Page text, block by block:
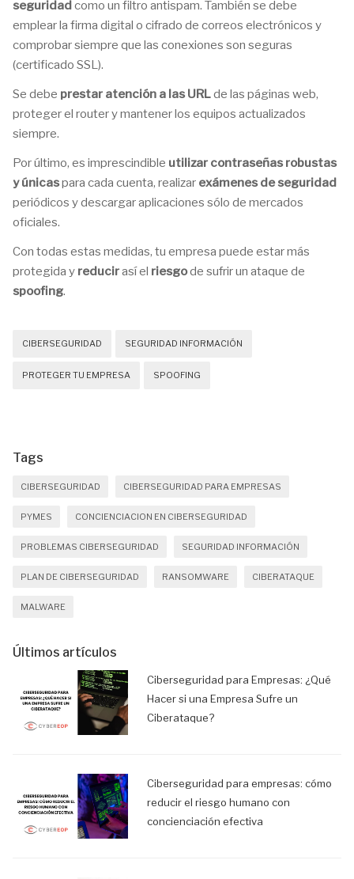
seguridadcomo un filtro antispam. También se debe
emplear la firma digital o cifrado de correos electrónicos y
comprobar siempre que las conexiones son seguras
(certificado SSL).
Se debe prestar atención a las URLde las páginas web,
proteger el router y mantener los equipos actualizados
siempre.
Por último, es imprescindible utilizar contraseñas robustas
y únicaspara cada cuenta, realizar exámenes de seguridad
periódicos y descargar aplicaciones sólo de mercados
oficiales.
Con todas estas medidas, tu empresa puede estar más
protegida y reducirasí el riesgode sufrir un ataque de
spoofing.
CIBERSEGURIDAD SEGURIDAD INFORMACIÓN
PROTEGER TU EMPRESA SPOOFING
Tags
CIBERSEGURIDAD CIBERSEGURIDAD PARA EMPRESAS
PYMES CONCIENCIACION EN CIBERSEGURIDAD
PROBLEMAS CIBERSEGURIDAD SEGURIDAD INFORMACIÓN
PLAN DE CIBERSEGURIDAD RANSOMWARE CIBERATAQUE
MALWARE
Últimos artículos
Ciberseguridad para Empresas: ¿Qué
Hacer si una Empresa Sufre un
Ciberataque?
Ciberseguridad para empresas: cómo
reducir el riesgo humano con
concienciación efectiva